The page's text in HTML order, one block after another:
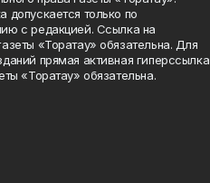
допускается только по
с редакцией. Ссылка на
«Торатау» обязательна. Для
прямая активная гиперссылка
«Торатау» обязательна.